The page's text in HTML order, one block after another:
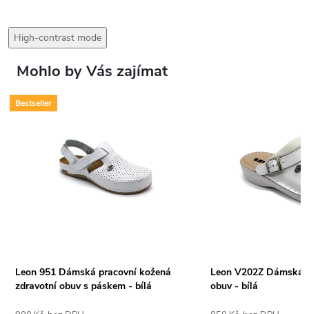
High-contrast mode
Mohlo by Vás zajímat
Bestseller
Leon 951 Dámská pracovní kožená
zdravotní obuv s páskem - bílá
Leon V202Z Dámská
obuv - bílá